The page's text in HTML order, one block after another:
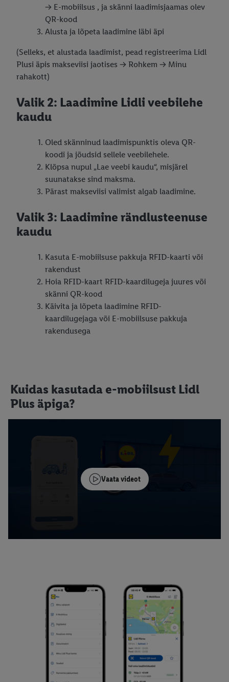
→ E-mobiilsus , ja skänni laadimisjaamas olev
QR-kood
Alusta ja lõpeta laadimine läbi äpi
(Selleks, et alustada laadimist, pead registreerima Lidl
Plusi äpis makseviisi jaotises → Rohkem → Minu
rahakott)
Valik 2: Laadimine Lidli veebilehe
kaudu
Oled skänninud laadimispunktis oleva QR-
koodi ja jõudsid sellele veebilehele.
Klõpsa nupul „Lae veebi kaudu“, misjärel
suunatakse sind maksma.
Pärast makseviisi valimist algab laadimine.
Valik 3: Laadimine rändlusteenuse
kaudu
Kasuta E-mobiilsuse pakkuja RFID-kaarti või
rakendust
Hoia RFID-kaart RFID-kaardilugeja juures või
skänni QR-kood
Käivita ja lõpeta laadimine RFID-
kaardilugejaga või E-mobiilsuse pakkuja
rakendusega
Kuidas kasutada e-mobiilsust Lidl
Plus äpiga?
Vaata videot